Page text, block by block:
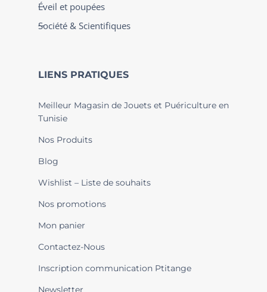
Éveil et poupées
Société & Scientifiques
LIENS PRATIQUES
Meilleur Magasin de Jouets et Puériculture en
Tunisie
Nos Produits
Blog
Wishlist – Liste de souhaits
Nos promotions
Mon panier
Contactez-Nous
Inscription communication Ptitange
Newsletter